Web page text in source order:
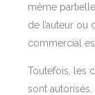
même
de l’auteur ou
commercial
Toutefois, les
sont